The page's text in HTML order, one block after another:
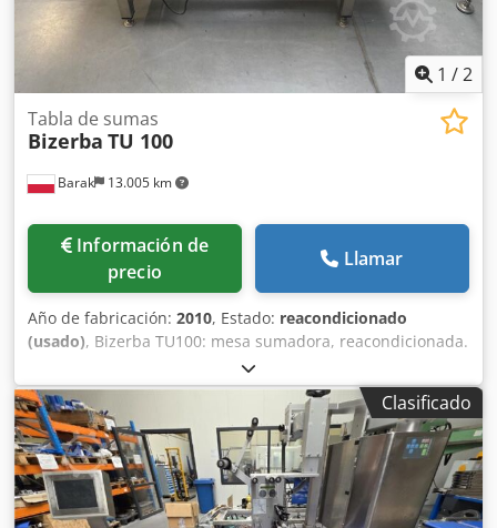
1 /2
Barak 13.005 km
Tabla de sumas
Bizerba TU 100
Información de
precio
Llamar
Año de fabricación: 2010, Estado: reacondicionado
(usado), Bizerba TU100: mesa sumadora, reacondicionada.
Clasificado